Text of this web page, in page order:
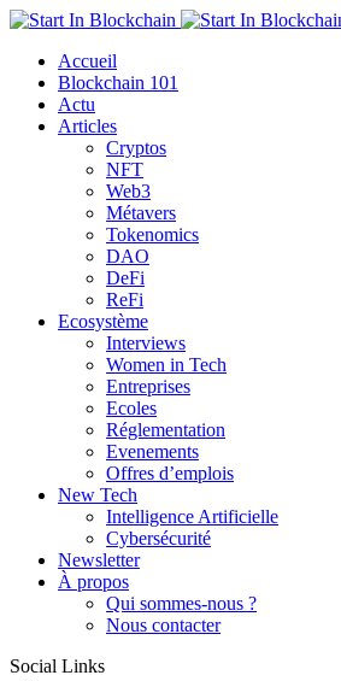
Accueil
Blockchain 101
Actu
Articles
Cryptos
NFT
Web3
Métavers
Tokenomics
DAO
DeFi
ReFi
Ecosystème
Interviews
Women in Tech
Entreprises
Ecoles
Réglementation
Evenements
Offres d’emplois
New Tech
Intelligence Artificielle
Cybersécurité
Newsletter
À propos
Qui sommes-nous ?
Nous contacter
Social Links